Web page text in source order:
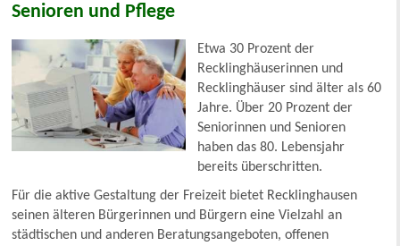
Senioren und Pflege
Etwa 30 Prozent der
Recklinghäuserinnen und
Recklinghäuser sind älter als 60
Jahre. Über 20 Prozent der
Seniorinnen und Senioren
haben das 80. Lebensjahr
bereits überschritten.
Für die aktive Gestaltung der Freizeit bietet Recklinghausen
seinen älteren Bürgerinnen und Bürgern eine Vielzahl an
städtischen und anderen Beratungsangeboten, offenen